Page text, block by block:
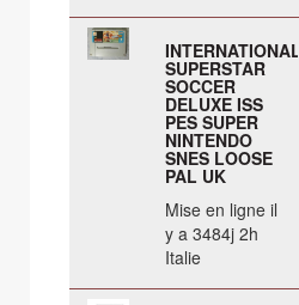
INTERNATIONAL
SUPERSTAR
SOCCER
DELUXE ISS
PES SUPER
NINTENDO
SNES LOOSE
PAL UK
Mise en ligne il
y a 3484j 2h
Italie